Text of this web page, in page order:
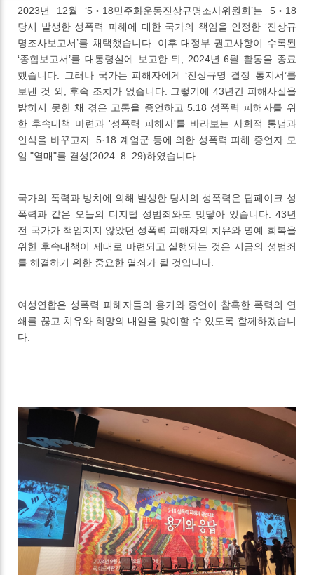
2023년 12월 ‘5‧18민주화운동진상규명조사위원회’는 5‧18
당시 발생한 성폭력 피해에 대한 국가의 책임을 인정한 ‘진상규
명조사보고서’를 채택했습니다. 이후 대정부 권고사항이 수록된
‘종합보고서’를 대통령실에 보고한 뒤, 2024년 6월 활동을 종료
했습니다. 그러나 국가는 피해자에게 ‘진상규명 결정 통지서’를
보낸 것 외, 후속 조치가 없습니다. 그렇기에 43년간 피해사실을
밝히지 못한 채 겪은 고통을 증언하고 5.18 성폭력 피해자를 위
한 후속대책 마련과 '성폭력 피해자'를 바라보는 사회적 통념과
인식을 바꾸고자 5·18 계엄군 등에 의한 성폭력 피해 증언자 모
임 "열매"를 결성(2024. 8. 29)하였습니다.
국가의 폭력과 방치에 의해 발생한 당시의 성폭력은 딥페이크 성
폭력과 같은 오늘의 디지털 성범죄와도 맞닿아 있습니다. 43년
전 국가가 책임지지 않았던 성폭력 피해자의 치유와 명예 회복을
위한 후속대책이 제대로 마련되고 실행되는 것은 지금의 성범죄
를 해결하기 위한 중요한 열쇠가 될 것입니다.
여성연합은 성폭력 피해자들의 용기와 증언이 참혹한 폭력의 연
쇄를 끊고 치유와 희망의 내일을 맞이할 수 있도록 함께하겠습니
다.